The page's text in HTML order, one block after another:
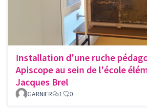
Installation d'une ruche
Apiscope au sein de l'école
Jacques Brel
GARNIER 1 0